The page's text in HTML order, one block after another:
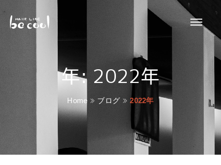
年: 2022年
Home ブログ 2022年